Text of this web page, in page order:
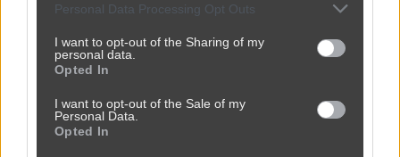
Personal Data Processing Opt Outs
I want to opt-out of the Sharing of my
personal data.
Opted In
I want to opt-out of the Sale of my
Personal Data.
Opted In